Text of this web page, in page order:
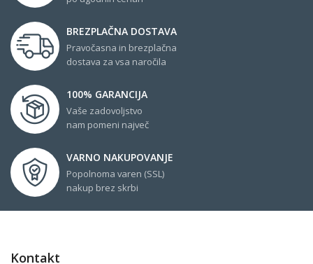
BREZPLAČNA DOSTAVA
Pravočasna in brezplačna
dostava za vsa naročila
100% GARANCIJA
Vaše zadovoljstvo
nam pomeni največ
VARNO NAKUPOVANJE
Popolnoma varen (SSL)
nakup brez skrbi
Kontakt